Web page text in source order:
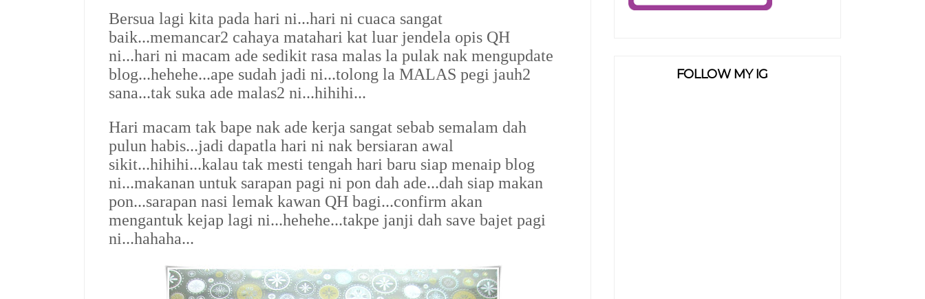
Bersua lagi kita pada hari ni...hari ni cuaca sangat
baik...memancar2 cahaya matahari kat luar jendela opis QH
ni...hari ni macam ade sedikit rasa malas la pulak nak mengupdate
blog...hehehe...ape sudah jadi ni...tolong la MALAS pegi jauh2
sana...tak suka ade malas2 ni...hihihi...
Hari macam tak bape nak ade kerja sangat sebab semalam dah
pulun habis...jadi dapatla hari ni nak bersiaran awal
sikit...hihihi...kalau tak mesti tengah hari baru siap menaip blog
ni...makanan untuk sarapan pagi ni pon dah ade...dah siap makan
pon...sarapan nasi lemak kawan QH bagi...confirm akan
mengantuk kejap lagi ni...hehehe...takpe janji dah save bajet pagi
ni...hahaha...
FOLLOW MY IG